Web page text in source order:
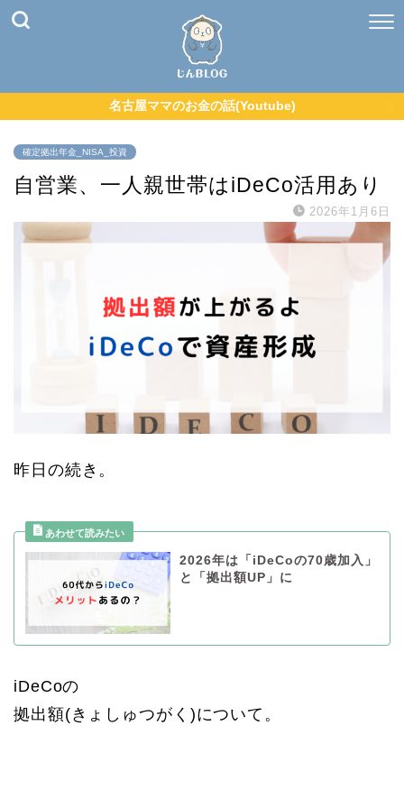
名古屋ママのお金の話(Youtube)
確定拠出年金_NISA_投資
自営業、一人親世帯はiDeCo活用あり
2026年1月6日
昨日の続き。
2026年は「iDeCoの70歳加入」
と「拠出額UP」に
iDeCoの
拠出額(きょしゅつがく)について。